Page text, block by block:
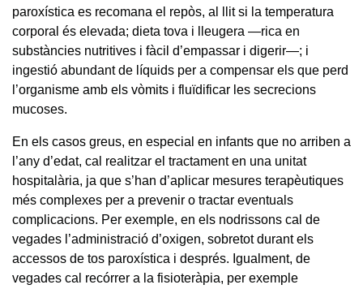
paroxística es recomana el repòs, al llit si la temperatura
corporal és elevada; dieta tova i lleugera —rica en
substàncies nutritives i fàcil d’empassar i digerir—; i
ingestió abundant de líquids per a compensar els que perd
l’organisme amb els vòmits i fluïdificar les secrecions
mucoses.
En els casos greus, en especial en infants que no arriben a
l’any d’edat, cal realitzar el tractament en una unitat
hospitalària, ja que s’han d’aplicar mesures terapèutiques
més complexes per a prevenir o tractar eventuals
complicacions. Per exemple, en els nodrissons cal de
vegades l’administració d’oxigen, sobretot durant els
accessos de tos paroxística i després. Igualment, de
vegades cal recórrer a la fisioteràpia, per exemple